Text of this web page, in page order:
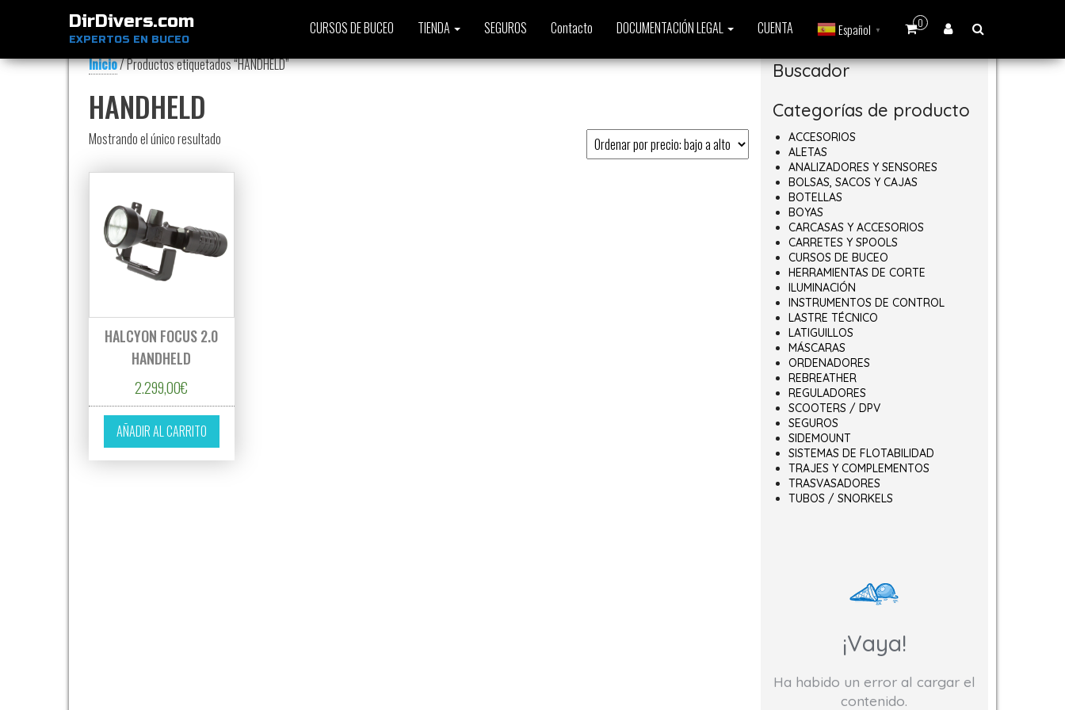
DirDivers.com
EXPERTOS EN BUCEO
0
CURSOS DE BUCEO TIENDA SEGUROS Contacto DOCUMENTACIÓN LEGAL CUENTA Español ▼
Inicio/ Productos etiquetados “HANDHELD”
HANDHELD
Mostrando el único resultado
HALCYON FOCUS 2.0
HANDHELD
2.299,00€
AÑADIR AL CARRITO
Buscador
Categorías de producto
ACCESORIOS
ALETAS
ANALIZADORES Y SENSORES
BOLSAS, SACOS Y CAJAS
BOTELLAS
BOYAS
CARCASAS Y ACCESORIOS
CARRETES Y SPOOLS
CURSOS DE BUCEO
HERRAMIENTAS DE CORTE
ILUMINACIÓN
INSTRUMENTOS DE CONTROL
LASTRE TÉCNICO
LATIGUILLOS
MÁSCARAS
ORDENADORES
REBREATHER
REGULADORES
SCOOTERS / DPV
SEGUROS
SIDEMOUNT
SISTEMAS DE FLOTABILIDAD
TRAJES Y COMPLEMENTOS
TRASVASADORES
TUBOS / SNORKELS
¡Vaya!
Ha habido un error al cargar el
contenido.